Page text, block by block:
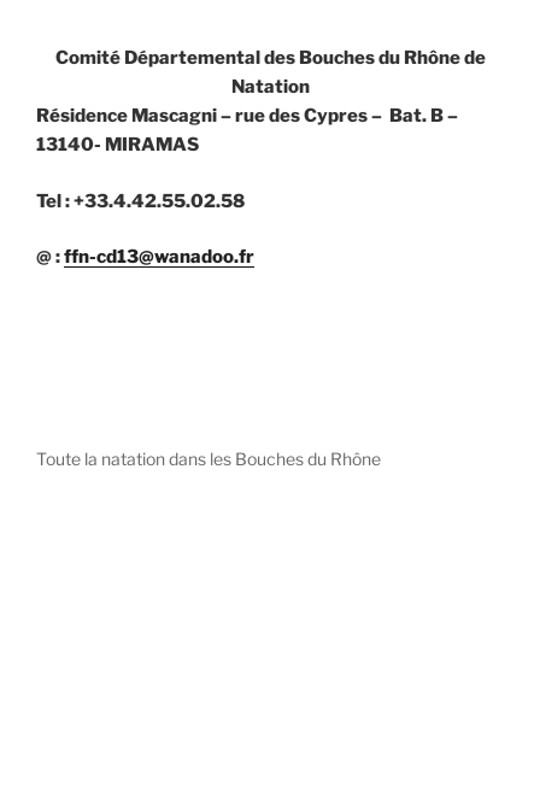
Comité Départemental des Bouches du Rhône de
Natation
Résidence Mascagni – rue des Cypres – Bat. B –
13140- MIRAMAS
Tel : +33.4.42.55.02.58
@ :ffn-cd13@wanadoo.fr
Toute la natation dans les Bouches du Rhône